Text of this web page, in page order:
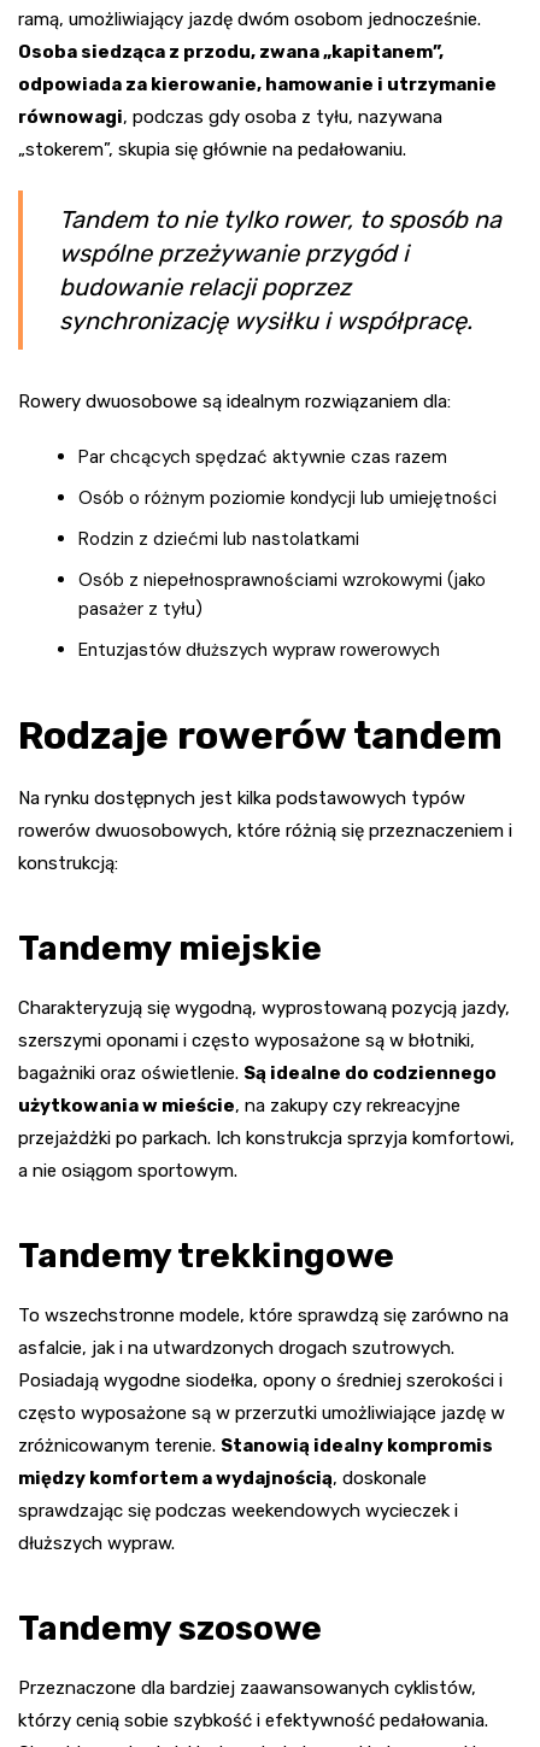
ramą, umożliwiający jazdę dwóm osobom jednocześnie.
Osoba siedząca z przodu, zwana „kapitanem”,
odpowiada za kierowanie, hamowanie i utrzymanie
równowagi, podczas gdy osoba z tyłu, nazywana
„stokerem”, skupia się głównie na pedałowaniu.
Tandem to nie tylko rower, to sposób na
wspólne przeżywanie przygód i
budowanie relacji poprzez
synchronizację wysiłku i współpracę.
Rowery dwuosobowe są idealnym rozwiązaniem dla:
Par chcących spędzać aktywnie czas razem
Osób o różnym poziomie kondycji lub umiejętności
Rodzin z dziećmi lub nastolatkami
Osób z niepełnosprawnościami wzrokowymi (jako
pasażer z tyłu)
Entuzjastów dłuższych wypraw rowerowych
Rodzaje rowerów tandem
Na rynku dostępnych jest kilka podstawowych typów
rowerów dwuosobowych, które różnią się przeznaczeniem i
konstrukcją:
Tandemy miejskie
Charakteryzują się wygodną, wyprostowaną pozycją jazdy,
szerszymi oponami i często wyposażone są w błotniki,
bagażniki oraz oświetlenie. Są idealne do codziennego
użytkowania w mieście, na zakupy czy rekreacyjne
przejażdżki po parkach. Ich konstrukcja sprzyja komfortowi,
a nie osiągom sportowym.
Tandemy trekkingowe
To wszechstronne modele, które sprawdzą się zarówno na
asfalcie, jak i na utwardzonych drogach szutrowych.
Posiadają wygodne siodełka, opony o średniej szerokości i
często wyposażone są w przerzutki umożliwiające jazdę w
zróżnicowanym terenie. Stanowią idealny kompromis
między komfortem a wydajnością, doskonale
sprawdzając się podczas weekendowych wycieczek i
dłuższych wypraw.
Tandemy szosowe
Przeznaczone dla bardziej zaawansowanych cyklistów,
którzy cenią sobie szybkość i efektywność pedałowania.